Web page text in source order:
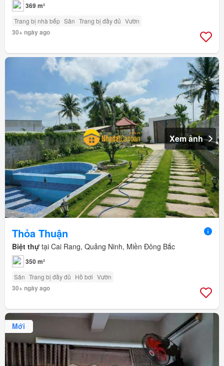
369 m²
Trang bị nhà bếp Sân Trang bị đầy đủ Vườn
30+ ngày ago
Xem ảnh
Thỏa Thuận
Biệt thự tại Cai Rang, Quảng Ninh, Miền Đông Bắc
350 m²
Sân Trang bị đầy đủ Hồ bơi Vườn
30+ ngày ago
Mới